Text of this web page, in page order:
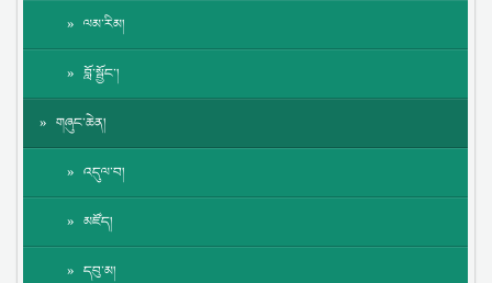
ལམ་རིམ།
བློ་སྦྱོང་།
གཞུང་ཆེན།
འདུལ་བ།
མཛོད།
དབུ་མ།